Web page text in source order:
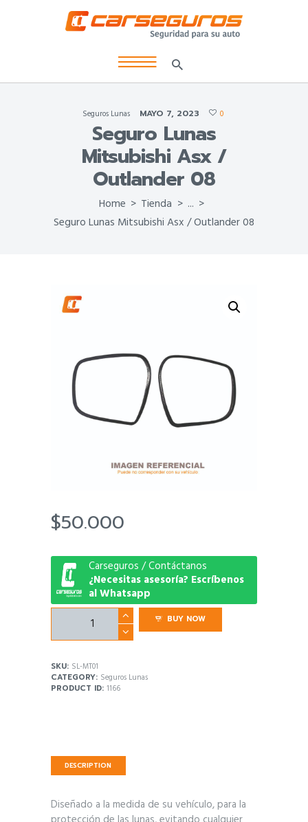
Seguros Lunas MAYO 7, 2023 0
Seguro Lunas
Mitsubishi Asx /
Outlander 08
Home Tienda
...
Seguro Lunas Mitsubishi Asx / Outlander 08
$50.000
Carseguros / Contáctanos
¿Necesitas asesoría? Escríbenos
al Whatsapp
Mitsubishi
Asx
/
Outlander
BUY NOW
SKU: SL-MT01
CATEGORY: Seguros Lunas
PRODUCT ID: 1166
DESCRIPTION
Diseñado a la medida de su vehículo, para la